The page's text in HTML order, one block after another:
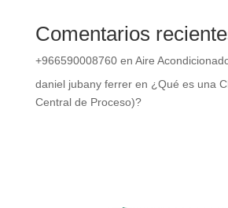
Comentarios
+966590008760en Aire
daniel jubany ferreren ¿Qué es una
Central de Proceso)?